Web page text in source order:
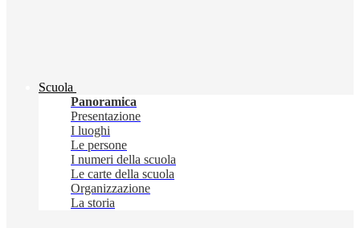
Scuola
Panoramica
Presentazione
I luoghi
Le persone
I numeri della scuola
Le carte della scuola
Organizzazione
La storia